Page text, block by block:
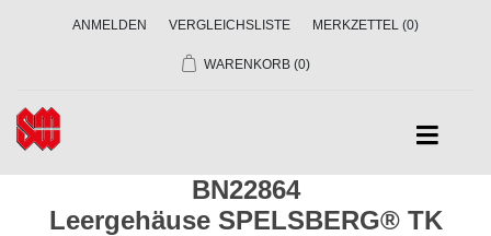
ANMELDEN VERGLEICHSLISTE MERKZETTEL (0)
WARENKORB (0)
BN22864
Leergehäuse SPELSBERG® TK